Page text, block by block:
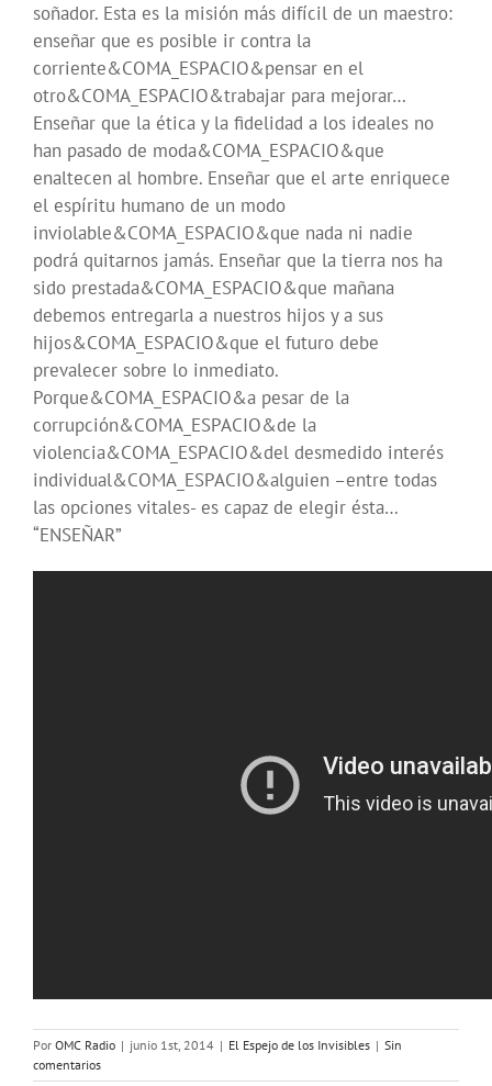
soñador. Esta es la misión más difícil de un maestro:
enseñar que es posible ir contra la
corriente&COMA_ESPACIO&pensar en el
otro&COMA_ESPACIO&trabajar para mejorar…
Enseñar que la ética y la fidelidad a los ideales no
han pasado de moda&COMA_ESPACIO&que
enaltecen al hombre. Enseñar que el arte enriquece
el espíritu humano de un modo
inviolable&COMA_ESPACIO&que nada ni nadie
podrá quitarnos jamás. Enseñar que la tierra nos ha
sido prestada&COMA_ESPACIO&que mañana
debemos entregarla a nuestros hijos y a sus
hijos&COMA_ESPACIO&que el futuro debe
prevalecer sobre lo inmediato.
Porque&COMA_ESPACIO&a pesar de la
corrupción&COMA_ESPACIO&de la
violencia&COMA_ESPACIO&del desmedido interés
individual&COMA_ESPACIO&alguien –entre todas
las opciones vitales- es capaz de elegir ésta…
“ENSEÑAR”
Por OMC Radio | junio 1st, 2014 | El Espejo de los Invisibles | Sin
comentarios